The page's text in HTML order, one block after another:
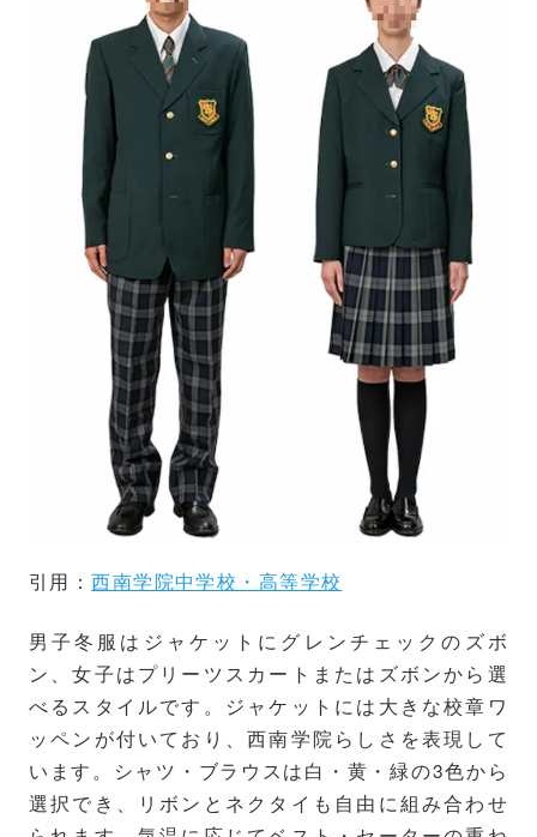
引用：西南学院中学校・高等学校
男子冬服はジャケットにグレンチェックのズボ
ン、女子はプリーツスカートまたはズボンから選
べるスタイルです。ジャケットには大きな校章ワ
ッペンが付いており、西南学院らしさを表現して
います。シャツ・ブラウスは白・黄・緑の3色から
選択でき、リボンとネクタイも自由に組み合わせ